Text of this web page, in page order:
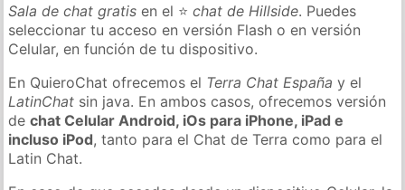
Sala de chat gratis en el ⭐chat de Hillside. Puedes
seleccionar tu acceso en versión Flash o en versión
Celular, en función de tu dispositivo.
En QuieroChat ofrecemos el Terra Chat España y el
LatinChat sin java. En ambos casos, ofrecemos versión
dechat Celular Android, iOs para iPhone, iPad e
incluso iPod, tanto para el Chat de Terra como para el
Latin Chat.